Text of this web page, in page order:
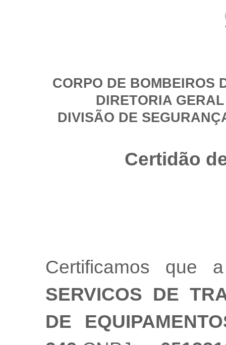
CORPO DE BOMBEIROS
DIRETORIA
DIVISÃO DE
Certidão
Certificamos que
SERVICOS DE
DE